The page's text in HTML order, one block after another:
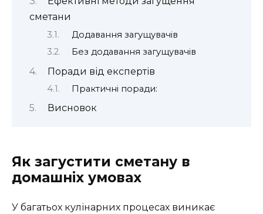
сметани
Додавання загущувачів
Без додавання загущувачів
Поради від експертів
Практичні поради:
Висновок
Як загустити сметану в
домашніх умовах
У багатьох кулінарних процесах виникає